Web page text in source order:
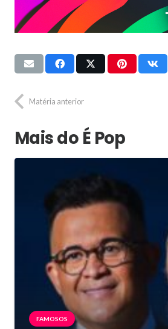
Matéria anterior
Mais do É Pop
FAMOSOS